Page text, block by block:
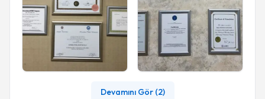
Devamını Gör (2)